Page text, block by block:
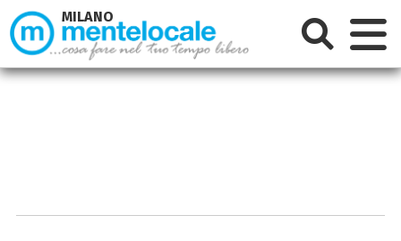
MILANO